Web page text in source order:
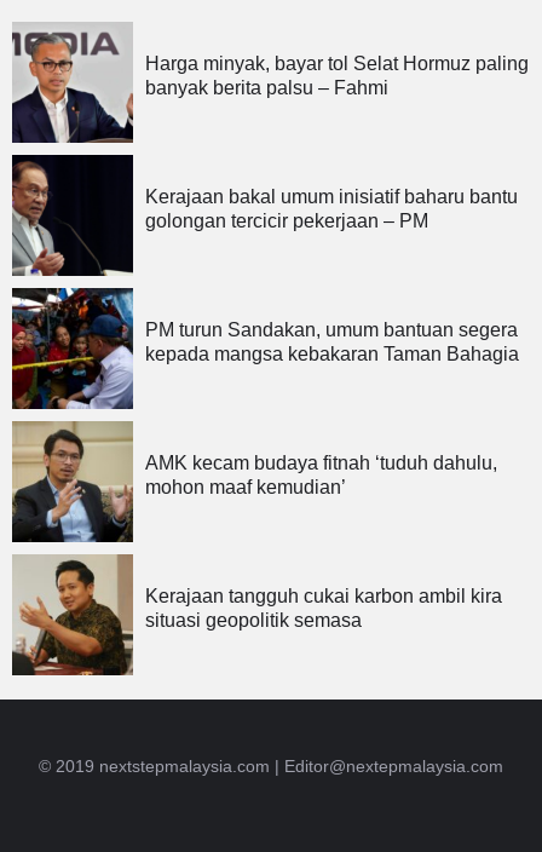
Harga minyak, bayar tol Selat Hormuz paling
banyak berita palsu – Fahmi
Kerajaan bakal umum inisiatif baharu bantu
golongan tercicir pekerjaan – PM
PM turun Sandakan, umum bantuan segera
kepada mangsa kebakaran Taman Bahagia
AMK kecam budaya fitnah ‘tuduh dahulu,
mohon maaf kemudian’
Kerajaan tangguh cukai karbon ambil kira
situasi geopolitik semasa
© 2019 nextstepmalaysia.com | Editor@nextepmalaysia.com